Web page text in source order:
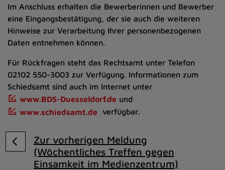
Im Anschluss erhalten die Bewerberinnen und Bewerber
eine Eingangsbestätigung, der sie auch die weiteren
Hinweise zur Verarbeitung Ihrer personenbezogenen
Daten entnehmen können.
Für Rückfragen steht das Rechtsamt unter Telefon
02102 550-3003 zur Verfügung. Informationen zum
Schiedsamt sind auch im Internet unter
www.BDS-Duesseldorf.deund
www.schiedsamt.deverfügbar.
Zur vorherigen Meldung
(Wöchentliches Treffen gegen
Einsamkeit im Medienzentrum)